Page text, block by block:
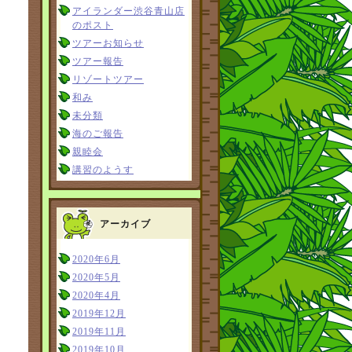
アイランダー渋谷青山店
のポスト
ツアーお知らせ
ツアー報告
リゾートツアー
和み
未分類
海のご報告
親睦会
講習のようす
アーカイブ
2020年6月
2020年5月
2020年4月
2019年12月
2019年11月
2019年10月